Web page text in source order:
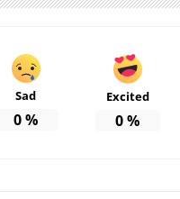
Sad
0%
Excited
0%